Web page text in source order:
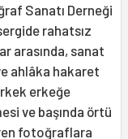
Sanatı Derneği
rahatsız
arasında, sanat
ahlâka hakaret
erkeğe
ve başında örtü
fotoğraflara